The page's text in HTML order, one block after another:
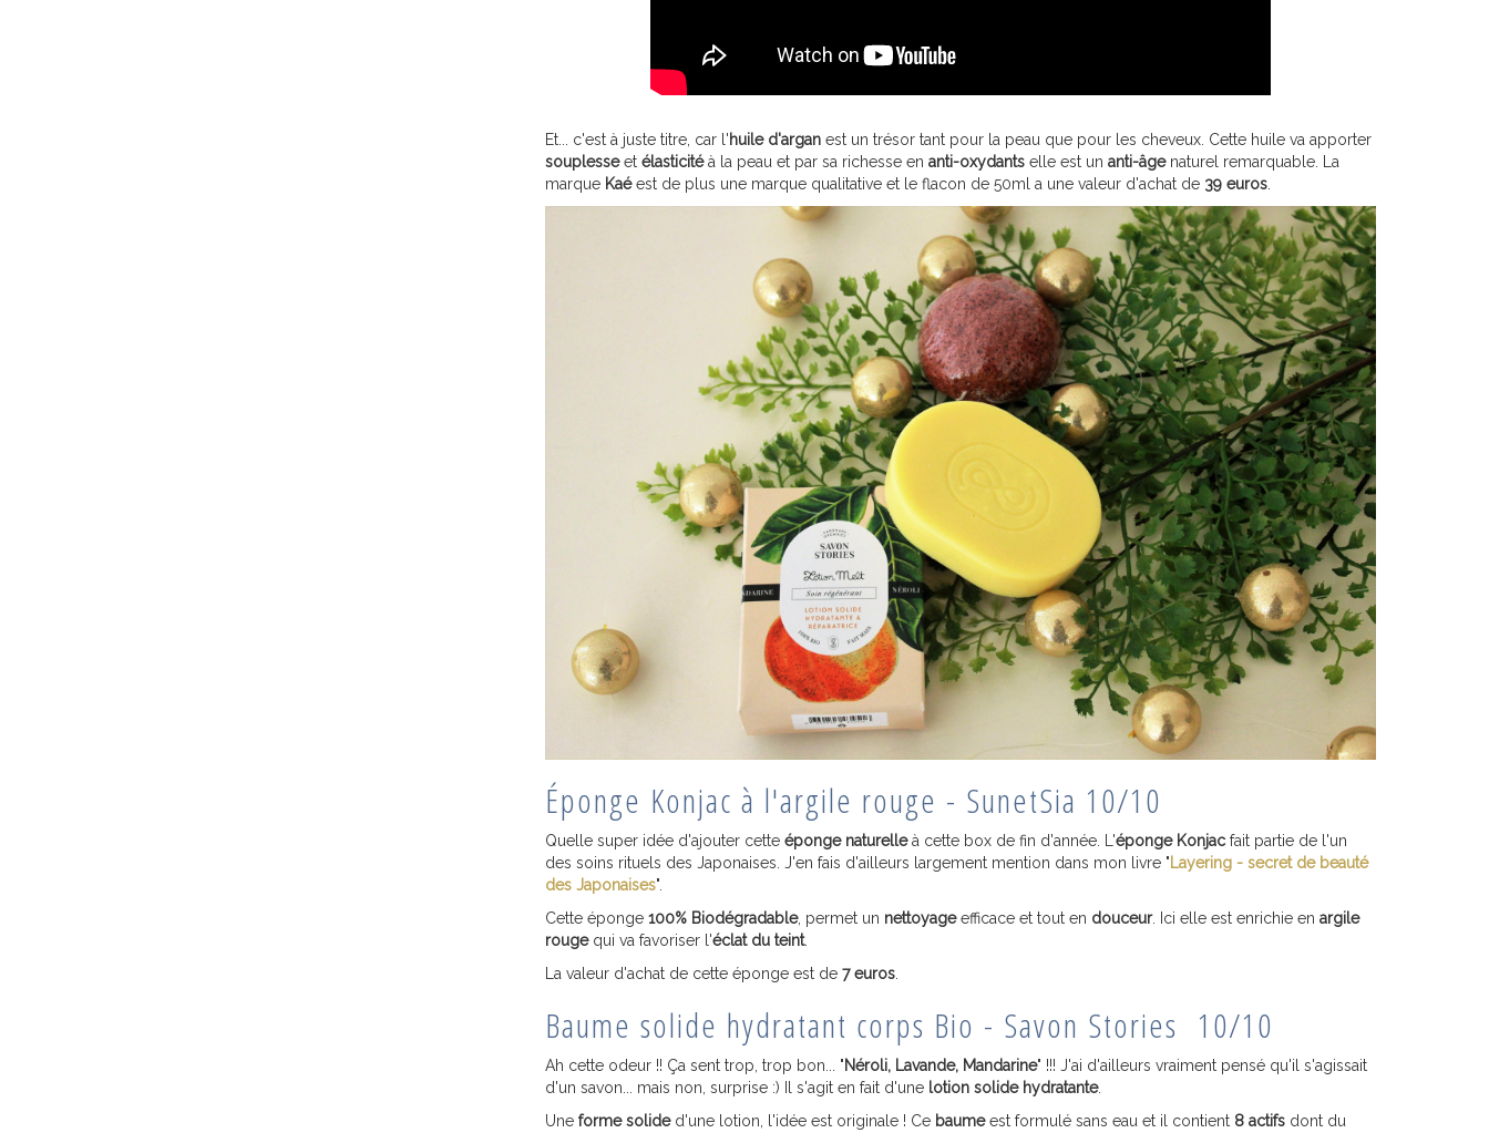
Et... c'est à juste titre, car l'huile d'argan est un trésor tant pour la peau que pour les cheveux. Cette huile va apporter
souplesseet élasticitéà la peau et par sa richesse en anti-oxydants elle est un anti-âgenaturel remarquable. La
marque Kaéest de plus une marque qualitative et le flacon de 50ml a une valeur d'achat de 39 euros
Éponge Konjac à l'argile rouge - SunetSia 10/10
Quelle super idée d'ajouter cette éponge naturelleà cette box de fin d'année. L'éponge Konjacfait partie de l'un
des soins rituels des Japonaises. J'en fais d'ailleurs largement mention dans mon livre "Layering - secret de beauté
des Japonaises".
Cette éponge 100% Biodégradable, permet un nettoyageefficace et tout en douceur. Ici elle est enrichie en argile
rougequi va favoriser l'éclat du teint.
La valeur d'achat de cette éponge est de 7 euros
Baume solide hydratant corps Bio - Savon Stories 10/10
Ah cette odeur !! Ça sent trop, trop bon... "Néroli, Lavande, Mandarine" !!! J'ai d'ailleurs vraiment pensé qu'il s'agissait
d'un savon... mais non, surprise :) Il s'agit en fait d'une lotion solide hydratante.
Une forme solided'une lotion, l'idée est originale ! Ce baumeest formulé sans eau et il contient 8 actifs dont du